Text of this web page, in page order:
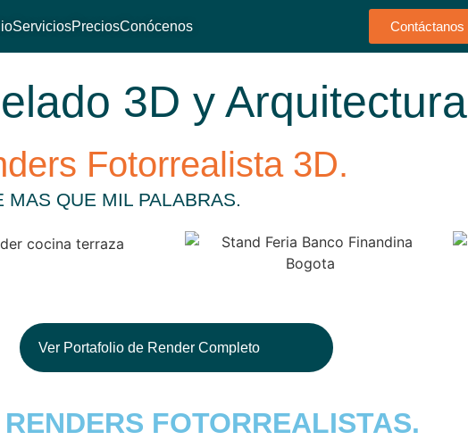
ServiciosPreciosConócenos Contáctanos
3D y Arquitectura
Fotorrealista 3D.
MAS QUE MIL PALABRAS.
Ver Portafolio de Render Completo
FOTORREALISTAS.